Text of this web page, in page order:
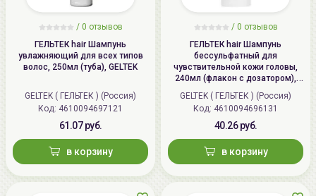
/ 0 отзывов
ГЕЛЬТЕК hair Шампунь
увлажняющий для всех типов
волос, 250мл (туба), GELTEK
GELTEK ( ГЕЛЬТЕК ) (Россия)
Код: 4610094697121
61.07 руб.
в корзину
/ 0 отзывов
ГЕЛЬТЕК hair Шампунь
бессульфатный для
чувствительной кожи головы,
240мл (флакон с дозатором),
GELTEK ( ГЕЛЬТЕК ) (Россия)
Код: 4610094696131
40.26 руб.
в корзину